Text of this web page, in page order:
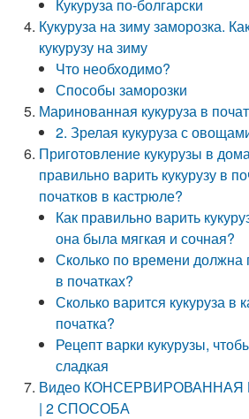
Кукуруза по-болгарски
Кукуруза на зиму заморозка.
кукурузу на зиму
Что необходимо?
Способы заморозки
Маринованная кукуруза в
2. Зрелая кукуруза с
Приготовление кукурузы в
правильно варить кукурузу в
початков в кастрюле?
Как правильно варить
она была мягкая и сочная?
Сколько по времени должна
в початках?
Сколько варится кукуруза в
початка?
Рецепт варки кукурузы,
сладкая
Видео КОНСЕРВИРОВАННАЯ
| 2 СПОСОБА